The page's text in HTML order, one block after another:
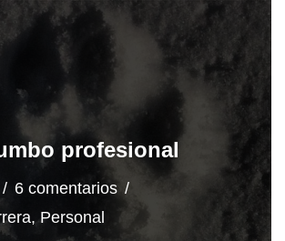
profesional
6 comentarios
,Personal